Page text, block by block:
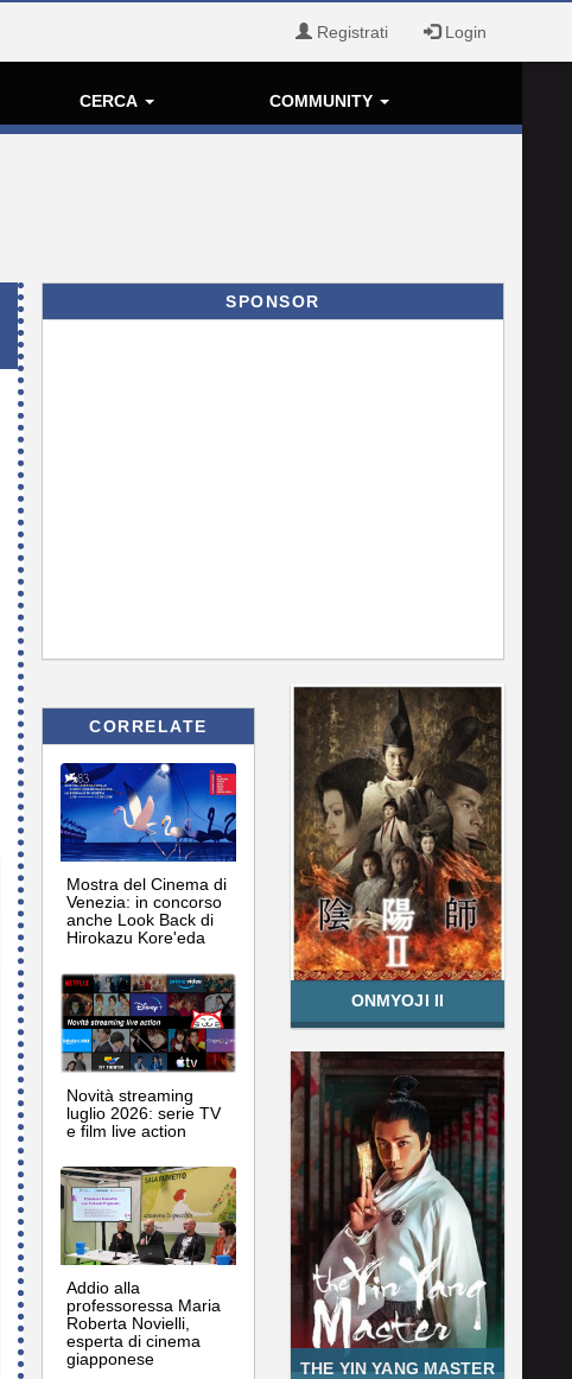
Registrati Login
CERCA COMMUNITY
SPONSOR
CORRELATE
Mostra del Cinema di
Venezia: in concorso
anche Look Back di
Hirokazu Kore'eda
Novità streaming
luglio 2026: serie TV
e film live action
Addio alla
professoressa Maria
Roberta Novielli,
esperta di cinema
giapponese
ONMYOJI II
THE YIN YANG MASTER